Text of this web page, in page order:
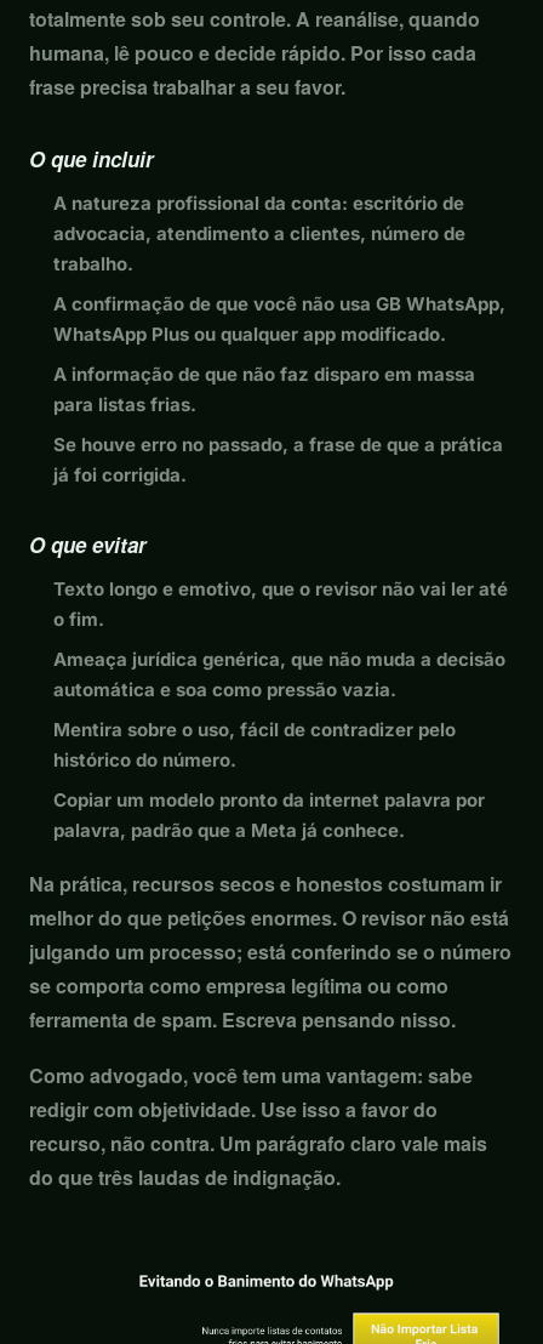
totalmente sob seu controle. A reanálise, quando
humana, lê pouco e decide rápido. Por isso cada
frase precisa trabalhar a seu favor.
O que incluir
A natureza profissional da conta: escritório de
advocacia, atendimento a clientes, número de
trabalho.
A confirmação de que você não usa GB WhatsApp,
WhatsApp Plus ou qualquer app modificado.
A informação de que não faz disparo em massa
para listas frias.
Se houve erro no passado, a frase de que a prática
já foi corrigida.
O que evitar
Texto longo e emotivo, que o revisor não vai ler até
o fim.
Ameaça jurídica genérica, que não muda a decisão
automática e soa como pressão vazia.
Mentira sobre o uso, fácil de contradizer pelo
histórico do número.
Copiar um modelo pronto da internet palavra por
palavra, padrão que a Meta já conhece.
Na prática, recursos secos e honestos costumam ir
melhor do que petições enormes. O revisor não está
julgando um processo; está conferindo se o número
se comporta como empresa legítima ou como
ferramenta de spam. Escreva pensando nisso.
Como advogado, você tem uma vantagem: sabe
redigir com objetividade. Use isso a favor do
recurso, não contra. Um parágrafo claro vale mais
do que três laudas de indignação.